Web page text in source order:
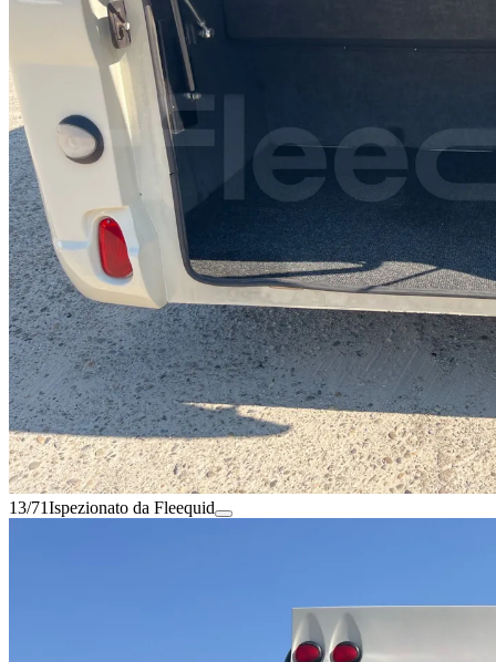
13/71Ispezionato da Fleequid